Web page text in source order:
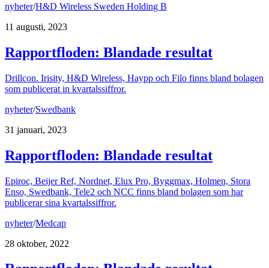
nyheter/H&D Wireless Sweden Holding B
11 augusti, 2023
Rapportfloden: Blandade resultat
Drillcon. Irisity, H&D Wireless, Haypp och Filo finns bland bolagen
som publicerat in kvartalssiffror.
nyheter/Swedbank
31 januari, 2023
Rapportfloden: Blandade resultat
Epiroc, Beijer Ref, Nordnet, Elux Pro, Byggmax, Holmen, Stora
Enso, Swedbank, Tele2 och NCC finns bland bolagen som har
publicerar sina kvartalssiffror.
nyheter/Medcap
28 oktober, 2022